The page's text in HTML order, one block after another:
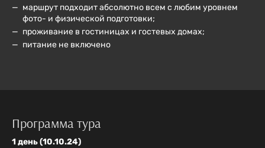
маршрут подходит абсолютно всем с любим уровнем
фото- и физической подготовки;
проживание в гостиницах и гостевых домах;
питание не включено
Программа тура
1 день (10.10.24)